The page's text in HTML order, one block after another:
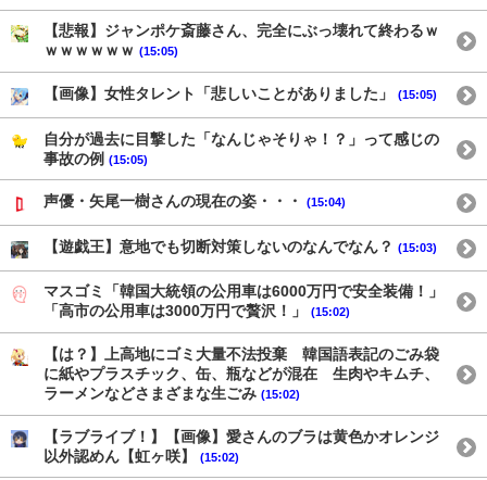
【悲報】ジャンポケ斎藤さん、完全にぶっ壊れて終わるｗ
ｗｗｗｗｗｗ (15:05)
【画像】女性タレント「悲しいことがありました」 (15:05)
自分が過去に目撃した「なんじゃそりゃ！？」って感じの
事故の例 (15:05)
声優・矢尾一樹さんの現在の姿・・・ (15:04)
【遊戯王】意地でも切断対策しないのなんでなん？ (15:03)
マスゴミ「韓国大統領の公用車は6000万円で安全装備！」
「高市の公用車は3000万円で贅沢！」
(15:02)
【は？】上高地にゴミ大量不法投棄 韓国語表記のごみ袋
に紙やプラスチック、缶、瓶などが混在 生肉やキムチ、
ラーメンなどさまざまな生ごみ (15:02)
【ラブライブ！】【画像】愛さんのブラは黄色かオレンジ
以外認めん【虹ヶ咲】
(15:02)